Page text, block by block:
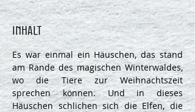
Inhalt
Es war einmal ein Häuschen, das stand
am Rande des magischen Winterwaldes,
wo die Tiere zur Weihnachtszeit
sprechen können. Und in dieses
Häuschen schlichen sich die Elfen, die